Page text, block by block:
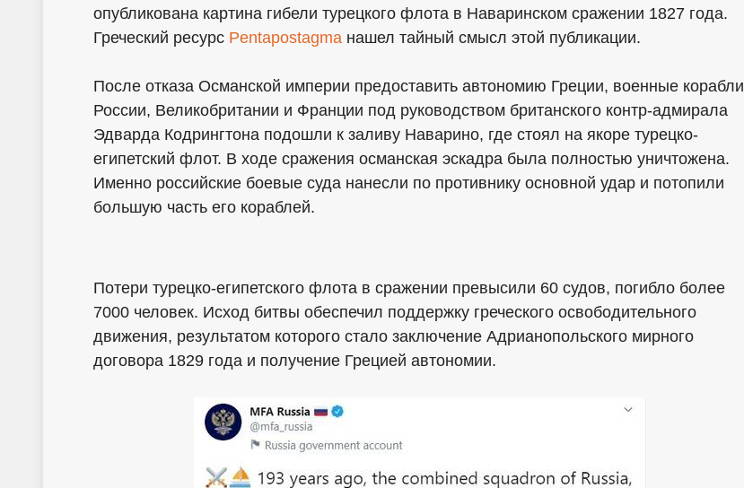
опубликована картина гибели турецкого флота в Наваринском сражении 1827 года.
Греческий ресурс Pentapostagma нашел тайный смысл этой публикации.
После отказа Османской империи предоставить автономию Греции, военные корабли
России, Великобритании и Франции под руководством британского контр-адмирала
Эдварда Кодрингтона подошли к заливу Наварино, где стоял на якоре турецко-
египетский флот. В ходе сражения османская эскадра была полностью уничтожена.
Именно российские боевые суда нанесли по противнику основной удар и потопили
большую часть его кораблей.
Потери турецко-египетского флота в сражении превысили 60 судов, погибло более
7000 человек. Исход битвы обеспечил поддержку греческого освободительного
движения, результатом которого стало заключение Адрианопольского мирного
договора 1829 года и получение Грецией автономии.